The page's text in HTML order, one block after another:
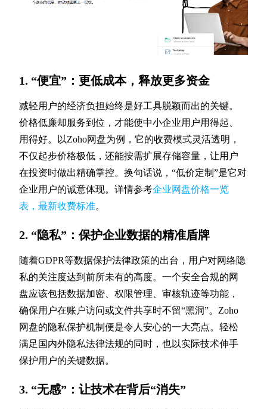
1. “便宜”：更低成本，释放更多资金
减轻用户的经济负担始终是好工具脱颖而出的关键。
价格低廉却服务到位，才能使中小企业用户用得起、
用得好。以Zoho网盘为例，它的收费模式灵活透明，
不仅起步价格极低，还能按需扩展存储容量，让用户
在投资时做出精确掌控。换句话说，“低价定制”是它对
企业用户的诚意体现。详情参考企业网盘价格一览
表，最新收费标准。
2. “隐私”：保护企业数据的精准盾牌
随着GDPR等数据保护法律政策的出台，用户对网络隐
私的关注度达到前所未有的高度。一个安全合规的网
盘应该包括数据加密、权限管理、审核轨迹等功能，
确保用户在账户访问或文件共享时不留“黑洞”。Zoho
网盘的隐私保护机制便是令人安心的一大亮点。轻松
满足国内外隐私法律法规的同时，也以实际技术伸手
保护用户的关键数据。
3. “无感”：让技术在背后“消失”